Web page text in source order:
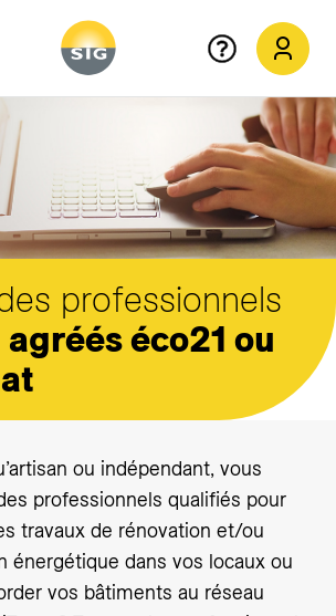
professionnels
agréés éco21 ou
ou indépendant, vous
professionnels qualifiés pour
travaux de rénovation et/ou
énergétique dans vos locaux ou
vos bâtiments au réseau